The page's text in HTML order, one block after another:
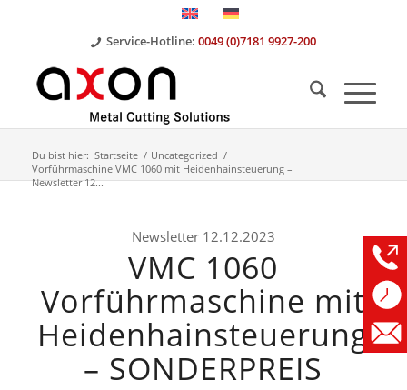
Service-Hotline:0049 (0)7181 9927-200
Du bist hier: Startseite / Uncategorized /
Vorführmaschine VMC 1060 mit Heidenhainsteuerung –
Newsletter 12...
Newsletter 12.12.2023
VMC 1060
Vorführmaschine mit
Heidenhainsteuerung
– SONDERPREIS